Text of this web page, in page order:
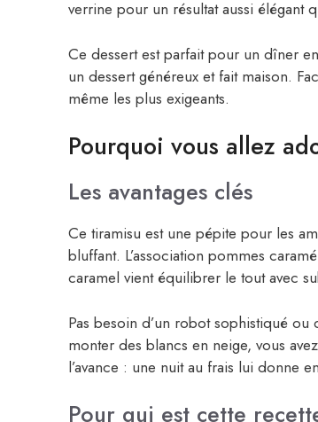
verrine pour un résultat aussi élégant
Ce dessert est parfait pour un dîner
un dessert généreux et fait maison.
même les plus exigeants.
Pourquoi vous allez
Les avantages clés
Ce tiramisu est une pépite pour les
bluffant. L’association pommes
caramel vient équilibrer le tout avec
Pas besoin d’un robot sophistiqué
monter des blancs en neige, vous
l’avance : une nuit au frais lui donne
Pour qui est cette